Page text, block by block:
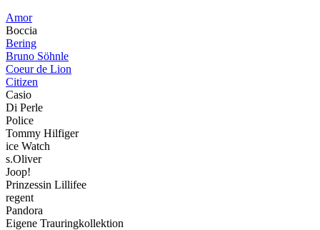
Amor
Boccia
Bering
Bruno Söhnle
Coeur de Lion
Citizen
Casio
Di Perle
Police
Tommy Hilfiger
ice Watch
s.Oliver
Joop!
Prinzessin Lillifee
regent
Pandora
Eigene Trauringkollektion